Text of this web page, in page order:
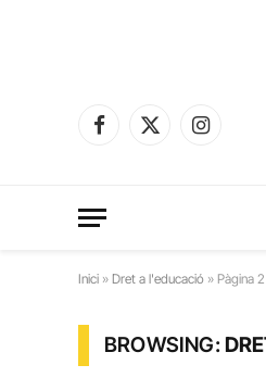
Facebook
X
Instagram
Inici » Dret a l'educació » Pàgina 2
BROWSING: